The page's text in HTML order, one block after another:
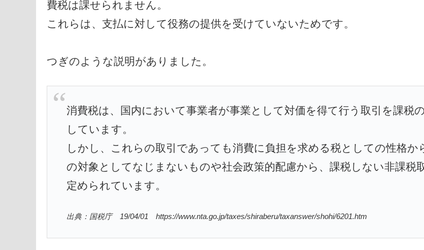
費税は課せられません。
これらは、支払に対して役務の提供を受けていないためです。
つぎのような説明がありました。
消費税は、国内において事業者が事業として対価を得て行う取引を課税
しています。
しかし、これらの取引であっても消費に負担を求める税としての性格か
の対象としてなじまないものや社会政策的配慮から、課税しない非課税
定められています。
出典：国税庁 19/04/01 https://www.nta.go.jp/taxes/shiraberu/taxanswer/shohi/6201.htm